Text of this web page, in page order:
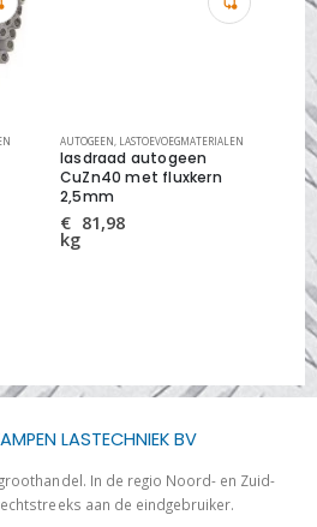
AUTOGEEN LASTOEVOEGMATERIALEN
lasdraad autogeen
CuZn40 met fluxkern
2,5mm
€ 81,98
kg
LASTECHNIEK BV
In de regio Noord- en Zuid-
aan de eindgebruiker.